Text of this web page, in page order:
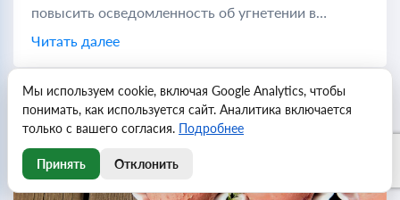
повысить осведомленность об угнетении в
коммунистических странах по всему миру. Во
время холодной войны "порабощенной нацией"
Читать далее
Мы используем cookie, включая Google Analytics, чтобы
понимать, как используется сайт. Аналитика включается
только с вашего согласия. Подробнее
Принять Отклонить